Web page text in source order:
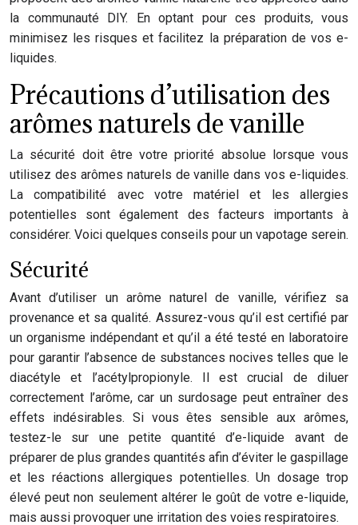
la communauté DIY. En optant pour ces produits, vous
minimisez les risques et facilitez la préparation de vos e-
liquides.
Précautions d’utilisation des
arômes naturels de vanille
La sécurité doit être votre priorité absolue lorsque vous
utilisez des arômes naturels de vanille dans vos e-liquides.
La compatibilité avec votre matériel et les allergies
potentielles sont également des facteurs importants à
considérer. Voici quelques conseils pour un vapotage serein.
Sécurité
Avant d’utiliser un arôme naturel de vanille, vérifiez sa
provenance et sa qualité. Assurez-vous qu’il est certifié par
un organisme indépendant et qu’il a été testé en laboratoire
pour garantir l’absence de substances nocives telles que le
diacétyle et l’acétylpropionyle. Il est crucial de diluer
correctement l’arôme, car un surdosage peut entraîner des
effets indésirables. Si vous êtes sensible aux arômes,
testez-le sur une petite quantité d’e-liquide avant de
préparer de plus grandes quantités afin d’éviter le gaspillage
et les réactions allergiques potentielles. Un dosage trop
élevé peut non seulement altérer le goût de votre e-liquide,
mais aussi provoquer une irritation des voies respiratoires.